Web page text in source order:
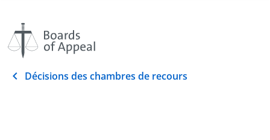
Décisions des chambres de recours